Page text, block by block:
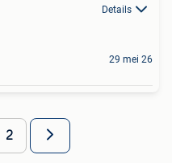
Details
29 mei 26
2